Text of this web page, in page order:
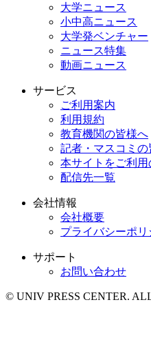
大学ニュース
小中高ニュース
大学発ベンチャー
ニュース特集
動画ニュース
サービス
ご利用案内
利用規約
教育機関の皆様へ
記者・マスコミの
本サイトをご利用
配信先一覧
会社情報
会社概要
プライバシーポリ
サポート
お問い合わせ
© UNIV PRESS CENTER.